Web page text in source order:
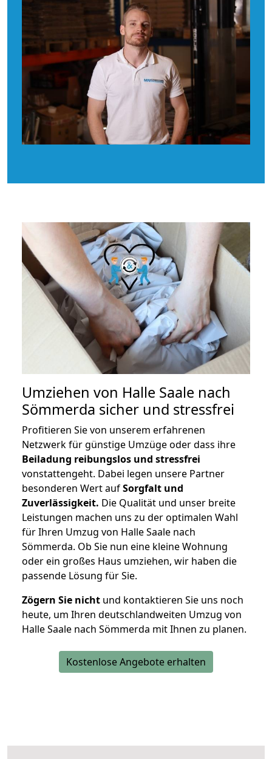
Umziehen von Halle Saale nach
Sömmerda sicher und stressfrei
Profitieren Sie von unserem erfahrenen
Netzwerk für günstige Umzüge oder dass ihre
Beiladung reibungslos und stressfrei
vonstattengeht. Dabei legen unsere Partner
besonderen Wert aufSorgfalt und
Zuverlässigkeit. Die Qualität und unser breite
Leistungen machen uns zu der optimalen Wahl
für Ihren Umzug von Halle Saale nach
Sömmerda. Ob Sie nun eine kleine Wohnung
oder ein großes Haus umziehen, wir haben die
passende Lösung für Sie.
Zögern Sie nicht und kontaktieren Sie uns noch
heute, um Ihren deutschlandweiten Umzug von
Halle Saale nach Sömmerda mit Ihnen zu planen.
Kostenlose Angebote erhalten